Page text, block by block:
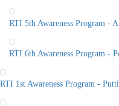
RTI 6th Awareness Program -
RTI 1st Awareness Program -
RTI 2nd Awareness Program -